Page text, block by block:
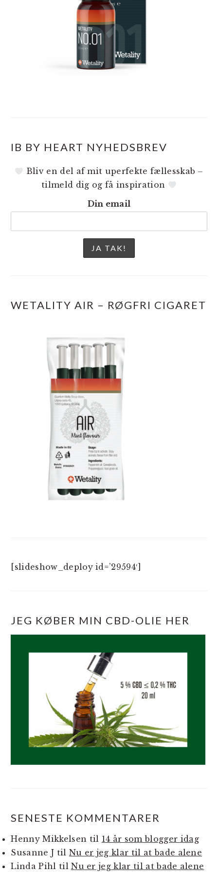
IB BY HEART NYHEDSBREV
Bliv en del af mit uperfekte fællesskab –
tilmeld dig og få inspiration
Din email
WETALITY AIR – RØGFRI CIGARET
[slideshow_deploy id=’29594′]
JEG KØBER MIN CBD-OLIE HER
SENESTE KOMMENTARER
Henny Mikkelsen til 14 år som blogger idag
Susanne J til Nu er jeg klar til at bade alene
Linda Pihl tilNu er jeg klar til at bade alene